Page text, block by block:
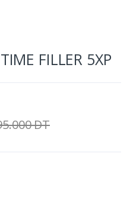
FILLER 5XP
DT